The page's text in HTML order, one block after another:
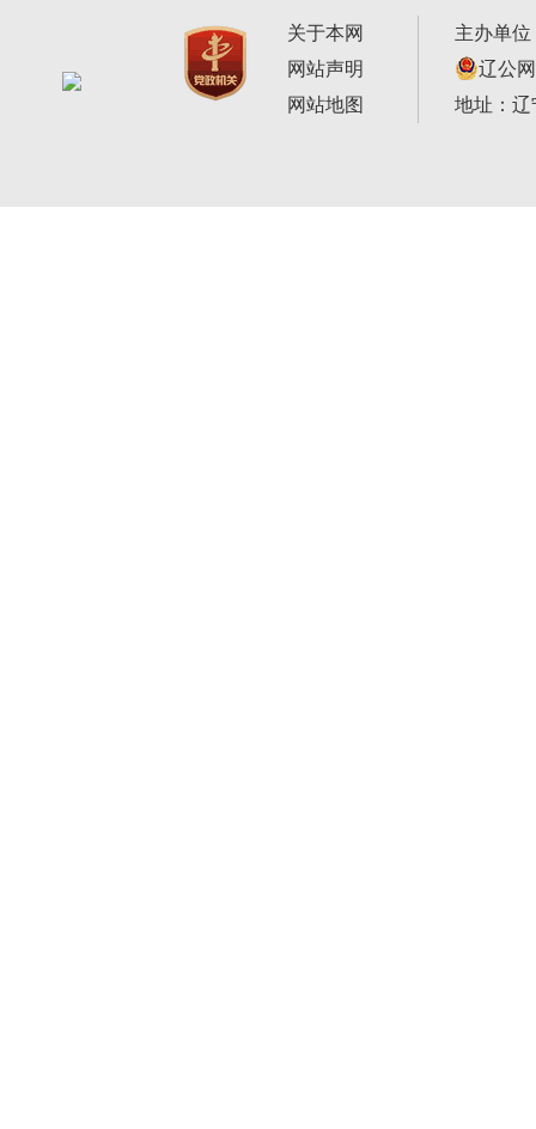
关于本网
网站声明
网站地图
主办单
辽公
地址：辽